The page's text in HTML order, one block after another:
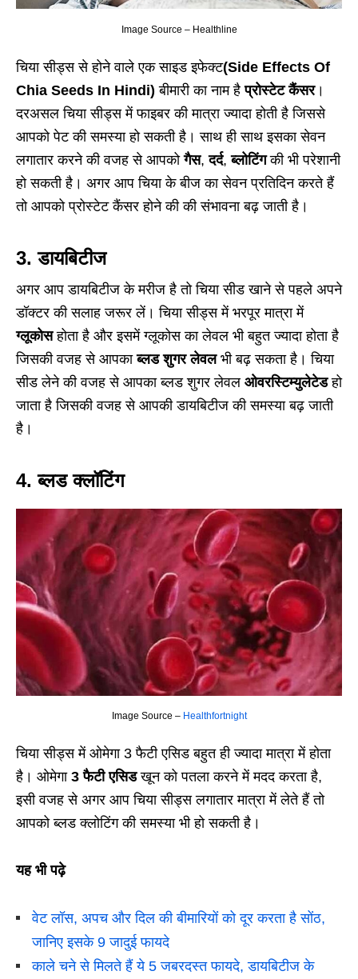
Image Source – Healthline
चिया सीड्स से होने वाले एक साइड इफेक्ट(Side Effects Of
Chia Seeds In Hindi) बीमारी का नाम हैप्रोस्टेट कैंसर।
दरअसल चिया सीड्स में फाइबर की मात्रा ज्यादा होती है जिससे
आपको पेट की समस्या हो सकती है। साथ ही साथ इसका सेवन
लगातार करने की वजह से आपकोगैस,दर्द,ब्लोटिंगकी भी परेशानी
हो सकती है। अगर आप चिया के बीज का सेवन प्रतिदिन करते हैं
तो आपको प्रोस्टेट कैंसर होने की की संभावना बढ़ जाती है।
3. डायबिटीज
अगर आप डायबिटीज के मरीज है तो चिया सीड खाने से पहले अपने
डॉक्टर की सलाह जरूर लें। चिया सीड्स में भरपूर मात्रा में
ग्लूकोसहोता है और इसमें ग्लूकोस का लेवल भी बहुत ज्यादा होता है
जिसकी वजह से आपकाब्लड शुगर लेवल भी बढ़ सकता है। चिया
सीड लेने की वजह से आपका ब्लड शुगर लेवल ओवरस्टिम्युलेटेडहो
जाता है जिसकी वजह से आपकी डायबिटीज की समस्या बढ़ जाती
है।
4. ब्लड क्लॉटिंग
Image Source – Healthfortnight
चिया सीड्स में ओमेगा 3 फैटी एसिड बहुत ही ज्यादा मात्रा में होता
है। ओमेगा 3 फैटी एसिडखून को पतला करने में मदद करता है,
इसी वजह से अगर आप चिया सीड्स लगातार मात्रा में लेते हैं तो
आपको ब्लड क्लोटिंग की समस्या भी हो सकती है।
यह भी पढ़े
वेट लॉस, अपच और दिल की बीमारियों को दूर करता है सोंठ,
जानिए इसके 9 जादुई फायदे
काले चने से मिलते हैं ये 5 जबरदस्त फायदे, डायबिटीज के